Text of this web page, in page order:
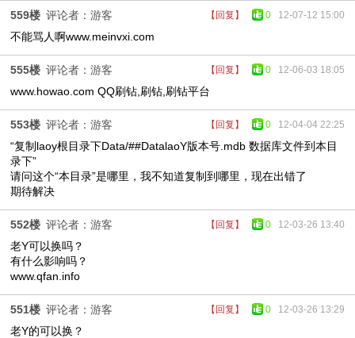
【回复】 0 12-07-12 15:00
559楼 评论者：游客
不能骂人啊www.meinvxi.com
【回复】 0 12-06-03 18:05
555楼 评论者：游客
www.howao.com QQ刷钻,刷钻,刷钻平台
【回复】 0 12-04-04 22:25
553楼 评论者：游客
“复制laoy根目录下Data/##DatalaoY版本号.mdb 数据库文件到本目
录下”
请问这个“本目录”是哪里，我不知道复制到哪里，现在出错了
期待解决
【回复】 0 12-03-26 13:40
552楼 评论者：游客
老Y可以换吗？
有什么影响吗？
www.qfan.info
【回复】 0 12-03-26 13:29
551楼 评论者：游客
老Y的可以换？